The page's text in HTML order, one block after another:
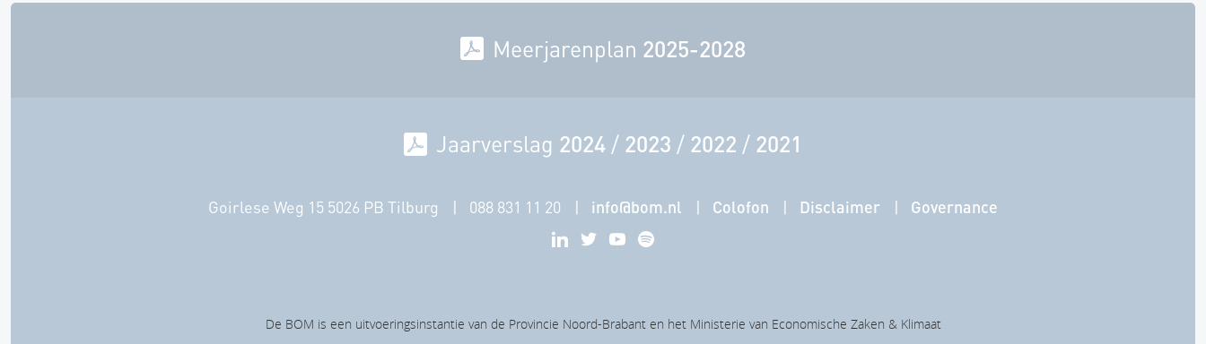
Meerjarenplan 2025-2028
Jaarverslag 2024 / 2023 / 2022 / 2021
Goirlese Weg 15 5026 PB Tilburg 088 831 11 20 info@bom.nl Colofon Disclaimer Governance
De BOM is een uitvoeringsinstantie van de Provincie Noord-Brabant en het Ministerie van Economische Zaken & Klimaat